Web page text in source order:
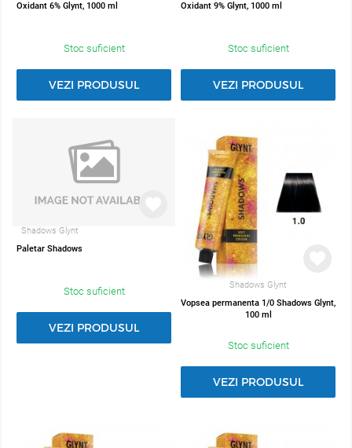
Oxidant 6% Glynt, 1000 ml
Stoc suficient
VEZI PRODUSUL
Oxidant 9% Glynt, 1000 ml
Stoc suficient
VEZI PRODUSUL
Shadows Glynt
Paletar Shadows
Stoc suficient
VEZI PRODUSUL
Shadows Glynt
Vopsea permanenta 1/0 Shadows Glynt,
100 ml
Stoc suficient
VEZI PRODUSUL